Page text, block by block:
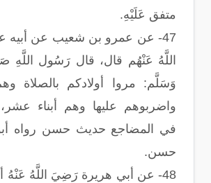
متفق عَلَيْهِ.
47- عن عمرو بن شعيب عن
اللَّهُ عَنْهُم قال، قال رَسُول اللَّهِ
وَسَلَّم: مروا أولادكم بالصلاة
واضربوهم عليها وهم أبناء عشر،
في المضاجع حديث حسن رواه أبو
حسن.
48- عن أبي هريرة رَضِيَ اللَّهُ عَنْهُ